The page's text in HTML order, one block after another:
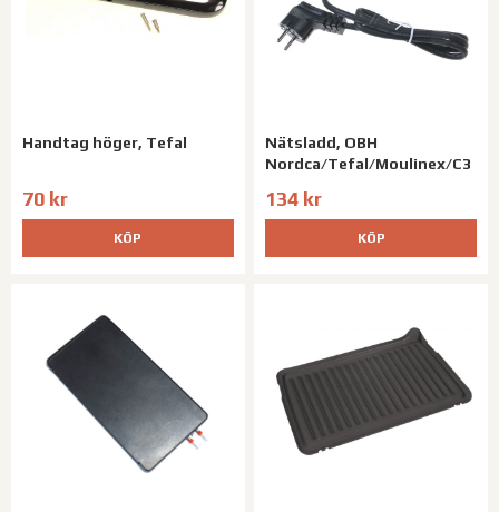
Handtag höger, Tefal
70 kr
KÖP
Nätsladd, OBH
Nordca/Tefal/Moulinex/C3
134 kr
KÖP